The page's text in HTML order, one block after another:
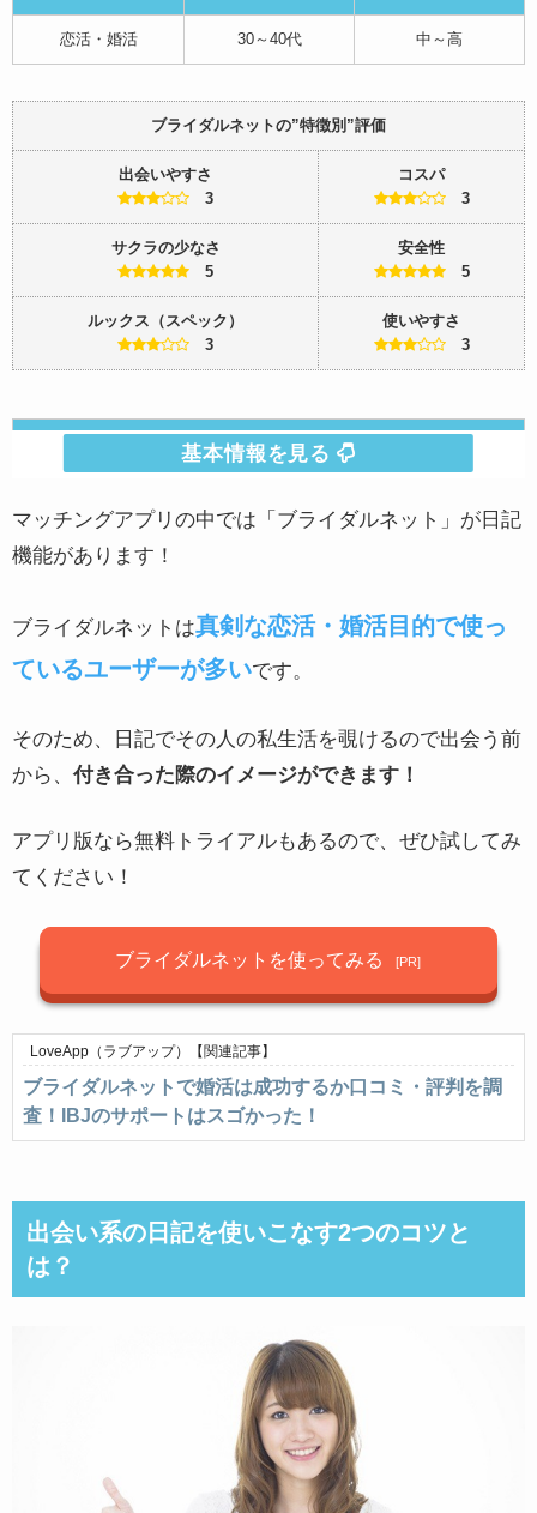
恋活・婚活 30～40代 中～高
ブライダルネットの”特徴別”評価
出会いやすさ
3
コスパ
3
サクラの少なさ
5
安全性
5
ルックス（スペック）
3
使いやすさ
3
ブライダルネットの基本情報
料金形態 月額制
女性：料金の目安 3,980円
Facebook連携 なし
GPS ×
LINE交換
対応機種
マッチングアプリの中では「ブライダルネット」が日記
機能があります！
ブライダルネットは真剣な恋活・婚活目的で使っ
ているユーザーが多いです。
そのため、日記でその人の私生活を覗けるので出会う前
から、 付き合った際のイメージができます！
アプリ版なら無料トライアルもあるので、ぜひ試してみ
てください！
ブライダルネットを使ってみる
LoveApp（ラブアップ） 【関連記事】
ブライダルネットで婚活は成功するか口コミ・評判を調
査！IBJのサポートはスゴかった！
出会い系の日記を使いこなす2つのコツと
は？